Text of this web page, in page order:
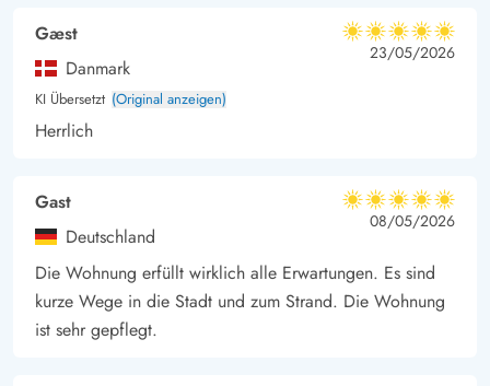
Gæst
Danmark
KI Übersetzt (Original anzeigen)
5 von 5
5 von 5
5 out of 5
23/05/2026
Herrlich
Gast
Deutschland
5 von 5
5 von 5
5 out of 5
08/05/2026
Die Wohnung erfüllt wirklich alle Erwartungen. Es sind
kurze Wege in die Stadt und zum Strand. Die Wohnung
ist sehr gepflegt.